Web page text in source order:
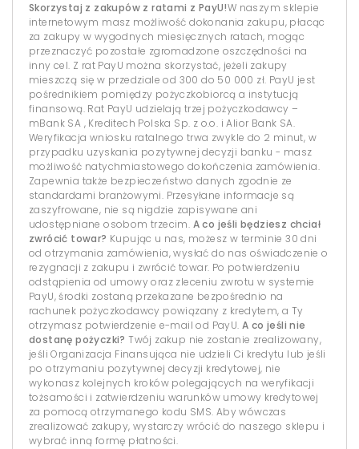
Skorzystaj z zakupów z ratami z PayU!W naszym sklepie
internetowym masz możliwość dokonania zakupu, płacąc
za zakupy w wygodnych miesięcznych ratach, mogąc
przeznaczyć pozostałe zgromadzone oszczędności na
inny cel. Z rat PayU można skorzystać, jeżeli zakupy
mieszczą się w przedziale od 300 do 50 000 zł. PayU jest
pośrednikiem pomiędzy pożyczkobiorcą a instytucją
finansową. Rat PayU udzielają trzej pożyczkodawcy –
mBank SA , Kreditech Polska Sp. z o.o. i Alior Bank SA.
Weryfikacja wniosku ratalnego trwa zwykle do 2 minut, w
przypadku uzyskania pozytywnej decyzji banku - masz
możliwość natychmiastowego dokończenia zamówienia.
Zapewnia także bezpieczeństwo danych zgodnie ze
standardami branżowymi. Przesyłane informacje są
zaszyfrowane, nie są nigdzie zapisywane ani
udostępniane osobom trzecim. A co jeśli będziesz chciał
zwrócić towar? Kupując u nas, możesz w terminie 30 dni
od otrzymania zamówienia, wysłać do nas oświadczenie o
rezygnacji z zakupu i zwrócić towar. Po potwierdzeniu
odstąpienia od umowy oraz zleceniu zwrotu w systemie
PayU, środki zostaną przekazane bezpośrednio na
rachunek pożyczkodawcy powiązany z kredytem, a Ty
otrzymasz potwierdzenie e-mail od PayU. A co jeśli nie
dostanę pożyczki? Twój zakup nie zostanie zrealizowany,
jeśli Organizacja Finansująca nie udzieli Ci kredytu lub jeśli
po otrzymaniu pozytywnej decyzji kredytowej, nie
wykonasz kolejnych kroków polegających na weryfikacji
tożsamości i zatwierdzeniu warunków umowy kredytowej
za pomocą otrzymanego kodu SMS. Aby wówczas
zrealizować zakupy, wystarczy wrócić do naszego sklepu i
wybrać inną formę płatności.